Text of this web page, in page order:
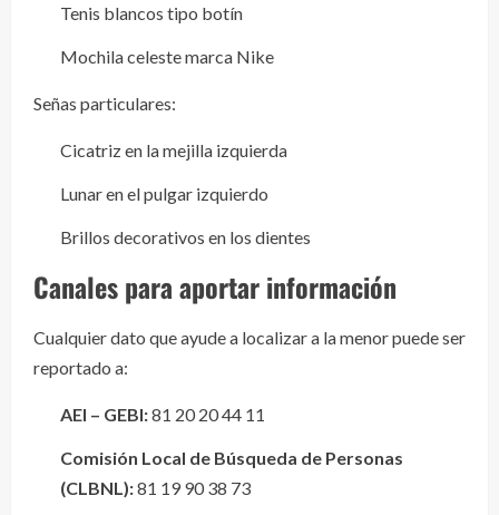
Tenis blancos tipo botín
Mochila celeste marca Nike
Señas particulares:
Cicatriz en la mejilla izquierda
Lunar en el pulgar izquierdo
Brillos decorativos en los dientes
Canales para aportar información
Cualquier dato que ayude a localizar a la menor puede ser
reportado a:
AEI – GEBI:81 20 20 44 11
Comisión Local de Búsqueda de Personas
(CLBNL):81 19 90 38 73